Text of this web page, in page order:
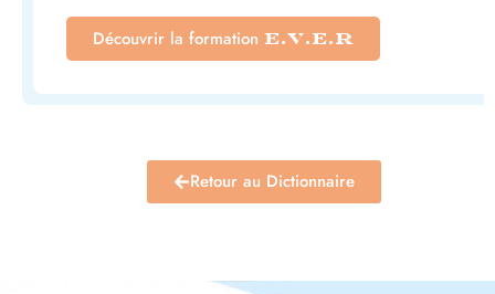
Découvrir la formation E.V.E.R
Retour au Dictionnaire